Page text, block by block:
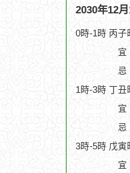
2030年12
0時-1時 丙子
宜
忌
1時-3時 丁
宜
忌
3時-5時 戊寅
宜